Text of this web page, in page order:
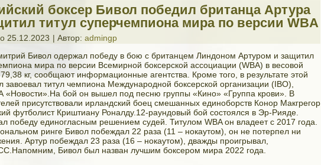
боксер Бивол победил британца Артура
титул суперчемпиона мира по версии WBA
25.12.2023 | Автор: admingp
Бивол одержал победу в бою с британцем Линдоном Артуром и защитил
мира по версии Всемирной боксерской ассоциации (WBA) в весовой
79,38 кг, сообщают информационные агентства. Кроме того, в результате этой
завоевал титул чемпиона Международной боксерской организации (IBO),
«Новости».На бой он вышел под песню группы «Кино» «Группа крови». В
присутствовали ирландский боец смешанных единоборств Конор Макгрегор
футболист Криштиану Роналду.12-раундовый бой состоялся в Эр-Рияде.
победу единогласным решением судей. Титулом WBA он владеет с 2017 года.
ринге Бивол побеждал 22 раза (11 – нокаутом), он не потерпел ни
Артур побеждал 23 раза (16 – нокаутом), дважды проигрывал,
Бивол был назван лучшим боксером мира 2022 года.